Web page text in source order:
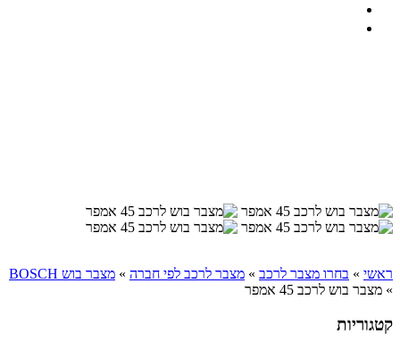
ראשי » בחרו מצבר לרכב » מצבר לרכב לפי חברה » מצבר בוש BOSCH
» מצבר בוש לרכב 45 אמפר
קטגוריות